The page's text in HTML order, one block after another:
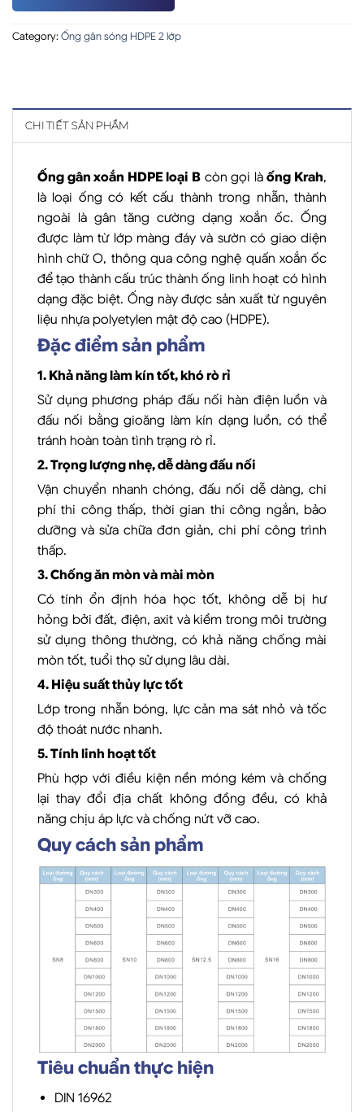
Category:Ống gân sóng HDPE 2 lớp
CHI TIẾT SẢN PHẨM
Ống gân xoắn HDPE loại B còn gọi làống Krah,
là loại ống có kết cấu thành trong nhẵn, thành
ngoài là gân tăng cường dạng xoắn ốc. Ống
được làm từ lớp màng đáy và sườn có giao diện
hình chữ O, thông qua công nghệ quấn xoắn ốc
để tạo thành cấu trúc thành ống linh hoạt có hình
dạng đặc biệt. Ống này được sản xuất từ nguyên
liệu nhựa polyetylen mật độ cao (HDPE).
Đặc điểm sản phẩm
1. Khả năng làm kín tốt, khó rò rỉ
Sử dụng phương pháp đấu nối hàn điện luồn và
đấu nối bằng gioăng làm kín dạng luồn, có thể
tránh hoàn toàn tình trạng rò rỉ.
2. Trọng lượng nhẹ, dễ dàng đấu nối
Vận chuyển nhanh chóng, đấu nối dễ dàng, chi
phí thi công thấp, thời gian thi công ngắn, bảo
dưỡng và sửa chữa đơn giản, chi phí công trình
thấp.
3. Chống ăn mòn và mài mòn
Có tính ổn định hóa học tốt, không dễ bị hư
hỏng bởi đất, điện, axit và kiềm trong môi trường
sử dụng thông thường, có khả năng chống mài
mòn tốt, tuổi thọ sử dụng lâu dài.
4. Hiệu suất thủy lực tốt
Lớp trong nhẵn bóng, lực cản ma sát nhỏ và tốc
độ thoát nước nhanh.
5. Tính linh hoạt tốt
Phù hợp với điều kiện nền móng kém và chống
lại thay đổi địa chất không đồng đều, có khả
năng chịu áp lực và chống nứt vỡ cao.
Quy cách sản phẩm
Tiêu chuẩn thực hiện
DIN 16962